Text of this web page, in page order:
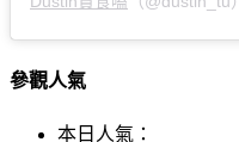
參觀人氣
本日人氣：